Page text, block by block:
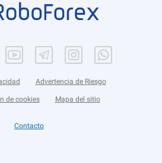
Advertencia de Riesgo
de cookies Mapa del sitio
Contacto